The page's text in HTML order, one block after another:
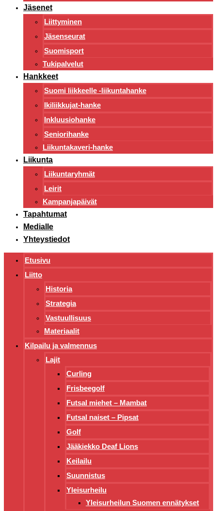
Jäsenet
Liittyminen
Jäsenseurat
Suomisport
Tukipalvelut
Hankkeet
Suomi liikkeelle -liikuntahanke
Ikiliikkujat-hanke
Inkluusiohanke
Seniorihanke
Liikuntakaveri-hanke
Liikunta
Liikuntaryhmät
Leirit
Kampanjapäivät
Tapahtumat
Medialle
Yhteystiedot
Etusivu
Liitto
Historia
Strategia
Vastuullisuus
Materiaalit
Kilpailu ja valmennus
Lajit
Curling
Frisbeegolf
Futsal miehet – Mambat
Futsal naiset – Pipsat
Golf
Jääkiekko Deaf Lions
Keilailu
Suunnistus
Yleisurheilu
Yleisurheilun Suomen ennätykset